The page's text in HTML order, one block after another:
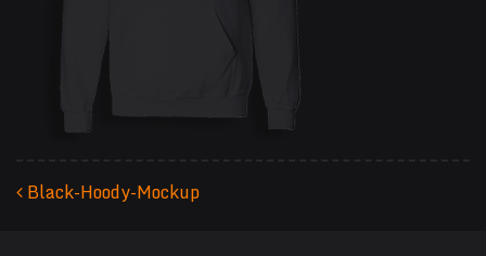
Black-Hoody-Mockup